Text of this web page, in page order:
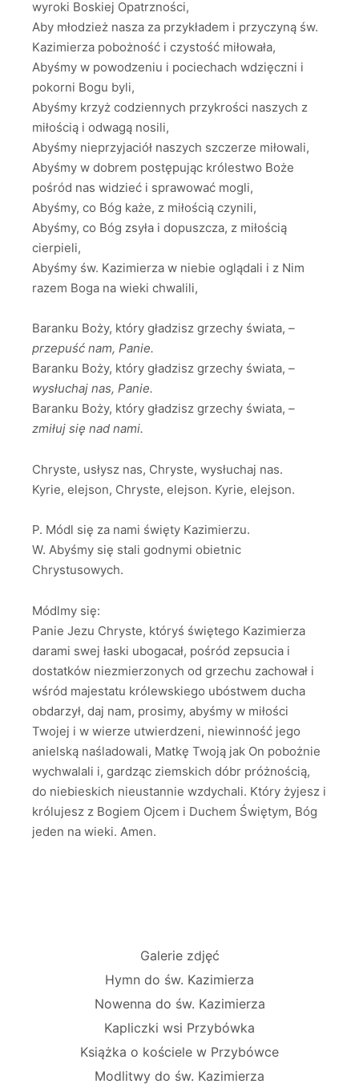
wyroki Boskiej Opatrzności,
Aby młodzież nasza za przykładem i przyczyną św.
Kazimierza pobożność i czystość miłowała,
Abyśmy w powodzeniu i pociechach wdzięczni i
pokorni Bogu byli,
Abyśmy krzyż codziennych przykrości naszych z
miłością i odwagą nosili,
Abyśmy nieprzyjaciół naszych szczerze miłowali,
Abyśmy w dobrem postępując królestwo Boże
pośród nas widzieć i sprawować mogli,
Abyśmy, co Bóg każe, z miłością czynili,
Abyśmy, co Bóg zsyła i dopuszcza, z miłością
cierpieli,
Abyśmy św. Kazimierza w niebie oglądali i z Nim
razem Boga na wieki chwalili,
Baranku Boży, który gładzisz grzechy świata, –
przepuść nam, Panie.
Baranku Boży, który gładzisz grzechy świata, –
wysłuchaj nas, Panie.
Baranku Boży, który gładzisz grzechy świata, –
zmiłuj się nad nami.
Chryste, usłysz nas, Chryste, wysłuchaj nas.
Kyrie, elejson, Chryste, elejson. Kyrie, elejson.
P. Módl się za nami święty Kazimierzu.
W. Abyśmy się stali godnymi obietnic
Chrystusowych.
Módlmy się:
Panie Jezu Chryste, któryś świętego Kazimierza
darami swej łaski ubogacał, pośród zepsucia i
dostatków niezmierzonych od grzechu zachował i
wśród majestatu królewskiego ubóstwem ducha
obdarzył, daj nam, prosimy, abyśmy w miłości
Twojej i w wierze utwierdzeni, niewinność jego
anielską naśladowali, Matkę Twoją jak On pobożnie
wychwalali i, gardząc ziemskich dóbr próżnością,
do niebieskich nieustannie wzdychali. Który żyjesz i
królujesz z Bogiem Ojcem i Duchem Świętym, Bóg
jeden na wieki. Amen.
Galerie zdjęć
Hymn do św. Kazimierza
Nowenna do św. Kazimierza
Kapliczki wsi Przybówka
Książka o kościele w Przybówce
Modlitwy do św. Kazimierza